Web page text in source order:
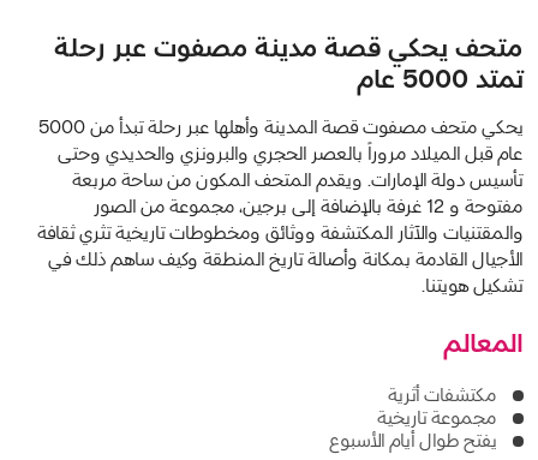
متحف يحكي قصة مدينة مصفوت عبر رحلة
تمتد 5000 عام
يحكي متحف مصفوت قصة المدينة وأهلها عبر رحلة تبدأ من 5000
عام قبل الميلاد مروراً بالعصر الحجري والبرونزي والحديدي وحتى
تأسيس دولة الإمارات. ويقدم المتحف المكون من ساحة مربعة
مفتوحة و 12 غرفة بالإضافة إلى برجين، مجموعة من الصور
والمقتنيات والآثار المكتشفة ووثائق ومخطوطات تاريخية تثري ثقافة
الأجيال القادمة بمكانة وأصالة تاريخ المنطقة وكيف ساهم ذلك في
تشكيل هويتنا.
المعالم
مكتشفات أثرية
مجموعة تاريخية
يفتح طوال أيام الأسبوع